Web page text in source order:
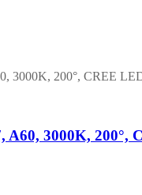
A60, 3000K, 200°,